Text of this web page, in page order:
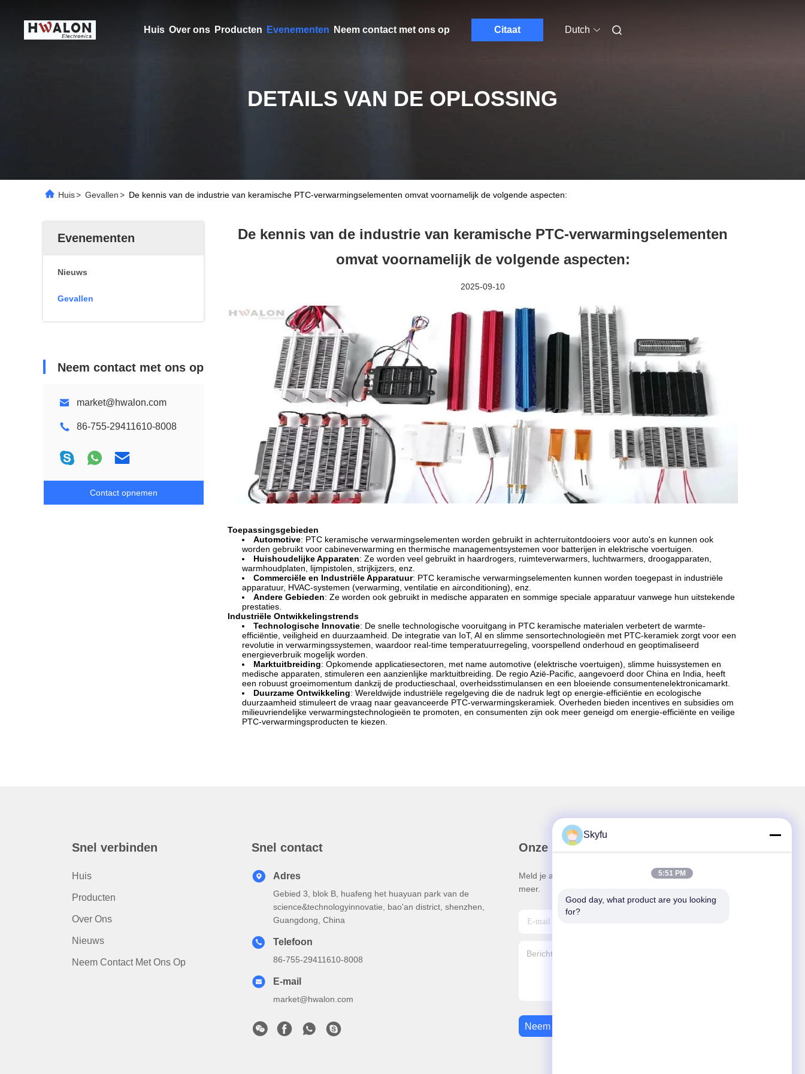
Huis Over ons Producten Evenementen Neem contact met ons op Citaat Dutch
DETAILS VAN DE OPLOSSING
Huis> Gevallen> De kennis van de industrie van keramische PTC-verwarmingselementen omvat voornamelijk de volgende aspecten:
Evenementen
Nieuws
Gevallen
Neem contact met ons op
market@hwalon.com
86-755-29411610-8008
Contact opnemen
De kennis van de industrie van keramische PTC-verwarmingselementen
omvat voornamelijk de volgende aspecten:
2025-09-10
Toepassingsgebieden
Automotive: PTC keramische verwarmingselementen worden gebruikt in achterruitontdooiers voor auto's en kunnen ook
worden gebruikt voor cabineverwarming en thermische managementsystemen voor batterijen in elektrische voertuigen.
Huishoudelijke Apparaten: Ze worden veel gebruikt in haardrogers, ruimteverwarmers, luchtwarmers, droogapparaten,
warmhoudplaten, lijmpistolen, strijkijzers, enz.
Commerciële en Industriële Apparatuur: PTC keramische verwarmingselementen kunnen worden toegepast in industriële
apparatuur, HVAC-systemen (verwarming, ventilatie en airconditioning), enz.
Andere Gebieden: Ze worden ook gebruikt in medische apparaten en sommige speciale apparatuur vanwege hun uitstekende
prestaties.
Industriële Ontwikkelingstrends
Technologische Innovatie: De snelle technologische vooruitgang in PTC keramische materialen verbetert de warmte-
efficiëntie, veiligheid en duurzaamheid. De integratie van IoT, AI en slimme sensortechnologieën met PTC-keramiek zorgt voor een
revolutie in verwarmingssystemen, waardoor real-time temperatuurregeling, voorspellend onderhoud en geoptimaliseerd
energieverbruik mogelijk worden.
Marktuitbreiding: Opkomende applicatiesectoren, met name automotive (elektrische voertuigen), slimme huissystemen en
medische apparaten, stimuleren een aanzienlijke marktuitbreiding. De regio Azië-Pacific, aangevoerd door China en India, heeft
een robuust groeimomentum dankzij de productieschaal, overheidsstimulansen en een bloeiende consumentenelektronicamarkt.
Duurzame Ontwikkeling: Wereldwijde industriële regelgeving die de nadruk legt op energie-efficiëntie en ecologische
duurzaamheid stimuleert de vraag naar geavanceerde PTC-verwarmingskeramiek. Overheden bieden incentives en subsidies om
milieuvriendelijke verwarmingstechnologieën te promoten, en consumenten zijn ook meer geneigd om energie-efficiënte en veilige
PTC-verwarmingsproducten te kiezen.
Snel verbinden
Huis
Producten
Over Ons
Nieuws
Neem Contact Met Ons Op
Snel contact
Adres
Gebied 3, blok B, huafeng het huayuan park van de
science&technologyinnovatie, bao'an district, shenzhen,
Guangdong, China
Telefoon
86-755-29411610-8008
E-mail
market@hwalon.com
Onze Nieuwsbrief
Meld je aan voor onze nieuwsbrief voor kortingen en
meer.
Neem Contact Met Ons Op
Skyfu
5:51 PM
Good day, what product are you looking
for?